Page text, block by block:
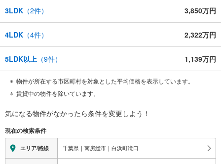
3LDK （2件） 3,850万円
4LDK （4件） 2,322万円
5LDK以上 （9件） 1,139万円
物件が所在する市区町村を対象とした平均価格を表示しています。
賃貸中の物件を除いています。
気になる物件がなかったら条件を変更しよう！
現在の検索条件
エリア/路線 千葉県｜南房総市｜白浜町滝口